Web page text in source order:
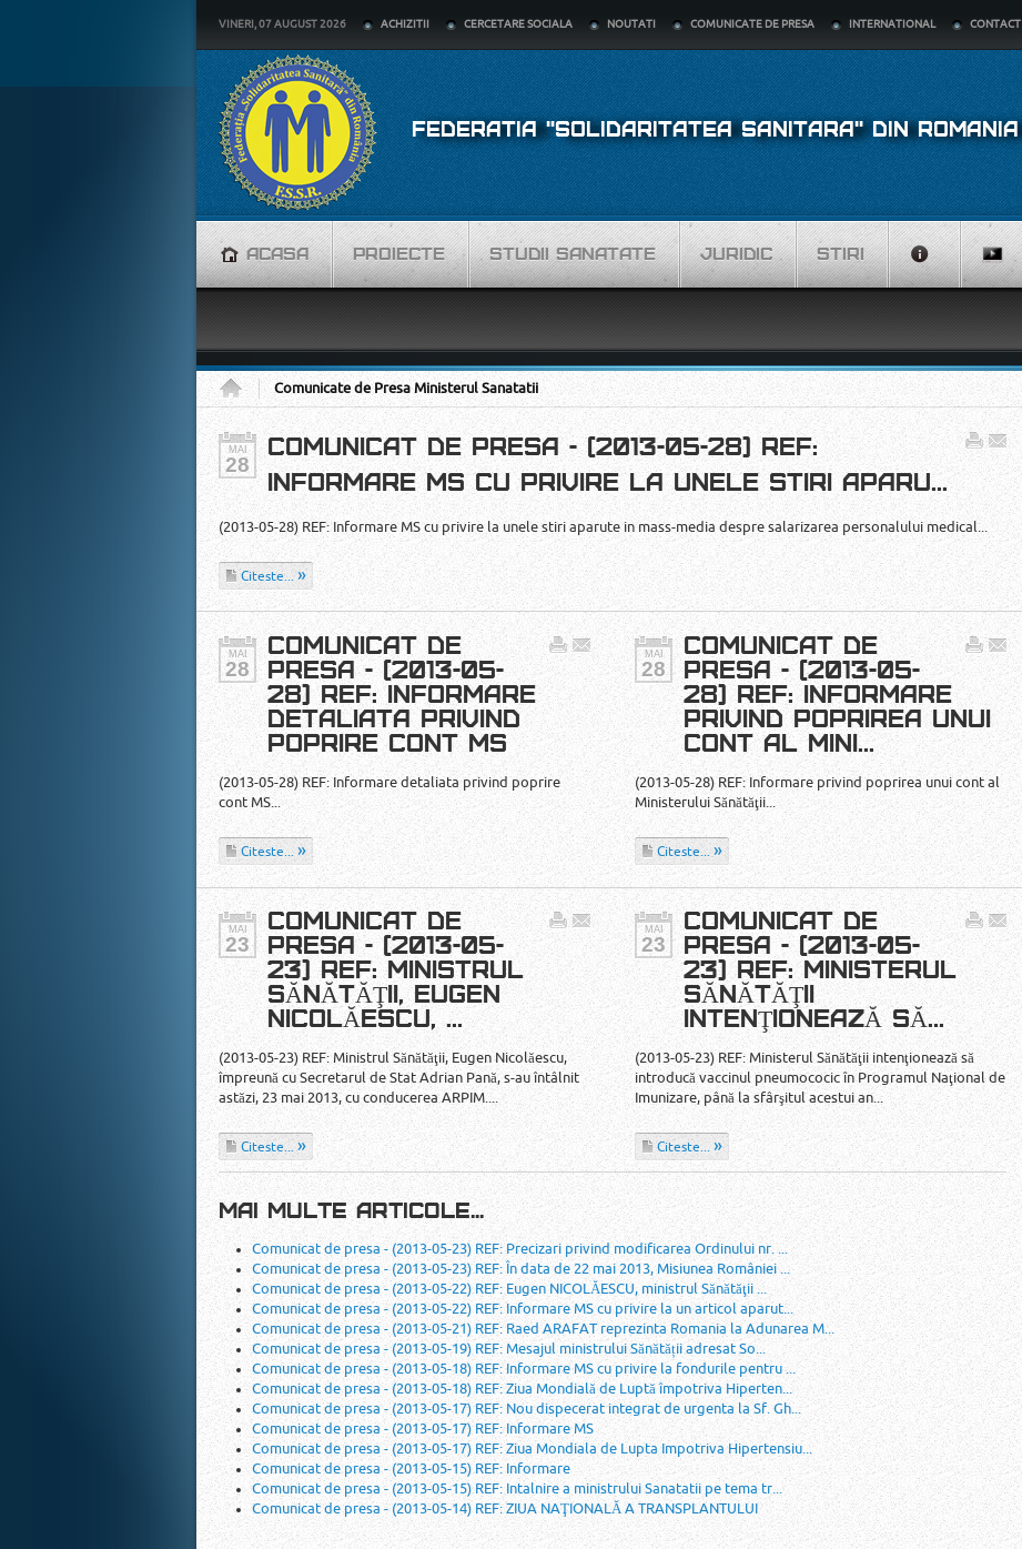
VINERI, 07 AUGUST 2026 ACHIZITII CERCETARE SOCIALA NOUTATI COMUNICATE DE PRESA INTERNATIONAL CONTACT
FEDERATIA "SOLIDARITATEA SANITARA" DIN ROMANIA
ACASA PROIECTE STUDII SANATATE JURIDIC STIRI
Comunicate de Presa Ministerul Sanatatii
MAI
28
COMUNICAT DE PRESA - (2013-05-28) REF:
INFORMARE MS CU PRIVIRE LA UNELE STIRI APARU...
(2013-05-28) REF: Informare MS cu privire la unele stiri aparute in mass-media despre salarizarea personalului medical...
Citeste...
MAI
28
COMUNICAT DE
PRESA - (2013-05-
28) REF: INFORMARE
DETALIATA PRIVIND
POPRIRE CONT MS
(2013-05-28) REF: Informare detaliata privind poprire
cont MS...
Citeste...
MAI
23
COMUNICAT DE
PRESA - (2013-05-
23) REF: MINISTRUL
SĂNĂTĂŢII, EUGEN
NICOLĂESCU, ...
(2013-05-23) REF: Ministrul Sănătăţii, Eugen Nicolăescu,
împreună cu Secretarul de Stat Adrian Pană, s-au întâlnit
astăzi, 23 mai 2013, cu conducerea ARPIM....
Citeste...
MAI
28
COMUNICAT DE
PRESA - (2013-05-
28) REF: INFORMARE
PRIVIND POPRIREA UNUI
CONT AL MINI...
(2013-05-28) REF: Informare privind poprirea unui cont al
Ministerului Sănătăţii...
Citeste...
MAI
23
COMUNICAT DE
PRESA - (2013-05-
23) REF: MINISTERUL
SĂNĂTĂŢII
INTENŢIONEAZĂ SĂ...
(2013-05-23) REF: Ministerul Sănătăţii intenţionează să
introducă vaccinul pneumococic în Programul Naţional de
Imunizare, până la sfârşitul acestui an...
Citeste...
MAI MULTE ARTICOLE...
Comunicat de presa - (2013-05-23) REF: Precizari privind modificarea Ordinului nr. ...
Comunicat de presa - (2013-05-23) REF: În data de 22 mai 2013, Misiunea României ...
Comunicat de presa - (2013-05-22) REF: Eugen NICOLĂESCU, ministrul Sănătăţii ...
Comunicat de presa - (2013-05-22) REF: Informare MS cu privire la un articol aparut...
Comunicat de presa - (2013-05-21) REF: Raed ARAFAT reprezinta Romania la Adunarea M...
Comunicat de presa - (2013-05-19) REF: Mesajul ministrului Sănătății adresat So...
Comunicat de presa - (2013-05-18) REF: Informare MS cu privire la fondurile pentru ...
Comunicat de presa - (2013-05-18) REF: Ziua Mondială de Luptă împotriva Hiperten...
Comunicat de presa - (2013-05-17) REF: Nou dispecerat integrat de urgenta la Sf. Gh...
Comunicat de presa - (2013-05-17) REF: Informare MS
Comunicat de presa - (2013-05-17) REF: Ziua Mondiala de Lupta Impotriva Hipertensiu...
Comunicat de presa - (2013-05-15) REF: Informare
Comunicat de presa - (2013-05-15) REF: Intalnire a ministrului Sanatatii pe tema tr...
Comunicat de presa - (2013-05-14) REF: ZIUA NAŢIONALĂ A TRANSPLANTULUI